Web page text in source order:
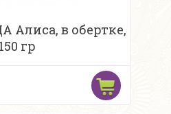
Алиса, в обертке,
150 гр